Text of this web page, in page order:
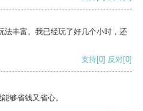
法丰富。我已经玩了好几个小时，还
支持[0] 反对[0]
够省钱又省心。